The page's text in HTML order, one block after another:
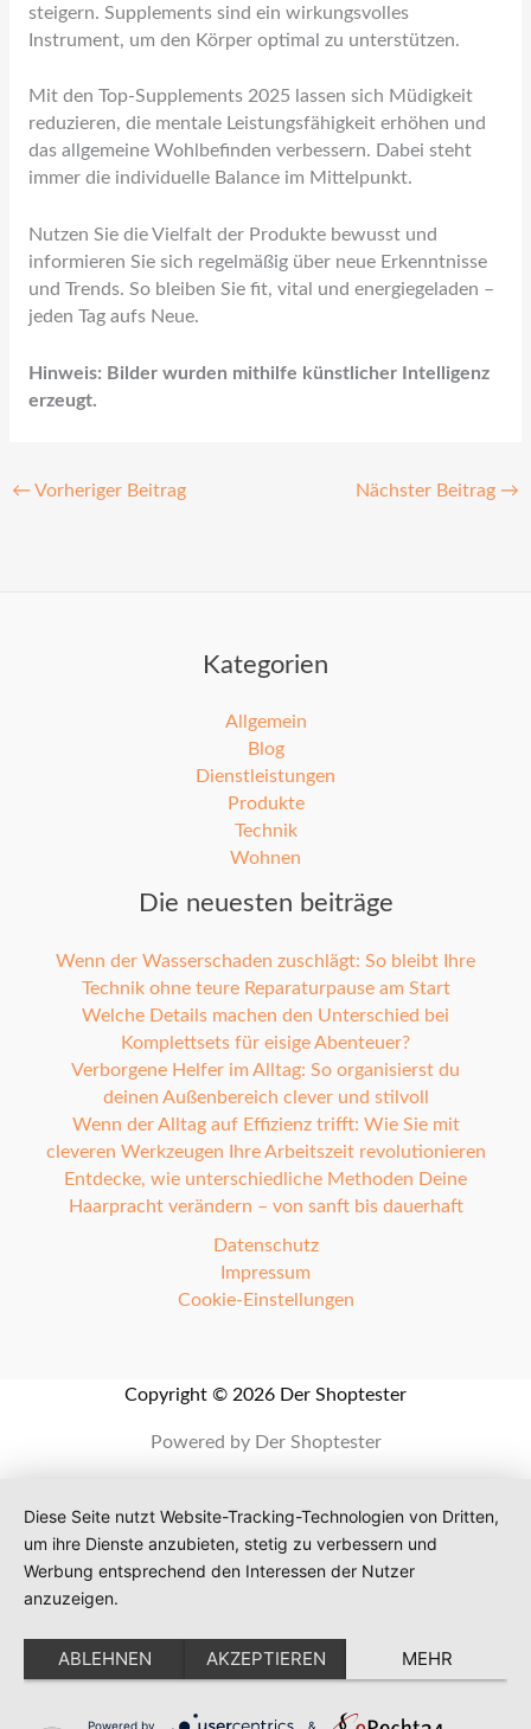
steigern. Supplements sind ein wirkungsvolles
Instrument, um den Körper optimal zu unterstützen.
Mit den Top-Supplements 2025 lassen sich Müdigkeit
reduzieren, die mentale Leistungsfähigkeit erhöhen und
das allgemeine Wohlbefinden verbessern. Dabei steht
immer die individuelle Balance im Mittelpunkt.
Nutzen Sie die Vielfalt der Produkte bewusst und
informieren Sie sich regelmäßig über neue Erkenntnisse
und Trends. So bleiben Sie fit, vital und energiegeladen –
jeden Tag aufs Neue.
Hinweis: Bilder wurden mithilfe künstlicher Intelligenz
erzeugt.
← Vorheriger Beitrag Nächster Beitrag →
Kategorien
Allgemein
Blog
Dienstleistungen
Produkte
Technik
Wohnen
Die neuesten beiträge
Wenn der Wasserschaden zuschlägt: So bleibt Ihre
Technik ohne teure Reparaturpause am Start
Welche Details machen den Unterschied bei
Komplettsets für eisige Abenteuer?
Verborgene Helfer im Alltag: So organisierst du
deinen Außenbereich clever und stilvoll
Wenn der Alltag auf Effizienz trifft: Wie Sie mit
cleveren Werkzeugen Ihre Arbeitszeit revolutionieren
Entdecke, wie unterschiedliche Methoden Deine
Haarpracht verändern – von sanft bis dauerhaft
Datenschutz
Impressum
Cookie-Einstellungen
Copyright © 2026 Der Shoptester
Powered by Der Shoptester
Diese Seite nutzt Website-Tracking-Technologien von Dritten,
um ihre Dienste anzubieten, stetig zu verbessern und
Werbung entsprechend den Interessen der Nutzer
anzuzeigen.
ABLEHNEN AKZEPTIEREN MEHR
Powered by &